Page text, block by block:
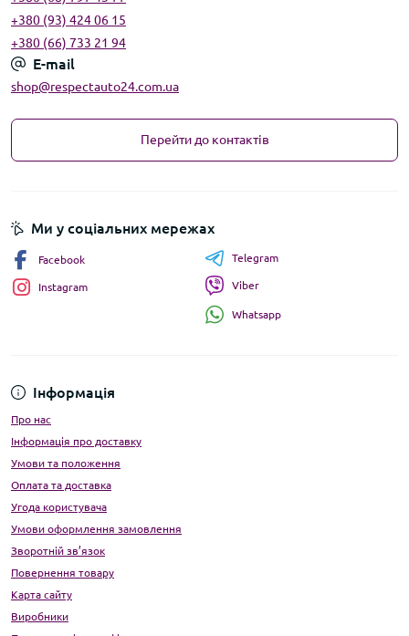
+380 (93) 424 06 15
+380 (66) 733 21 94
E-mail
shop@respectauto24.com.ua
Перейти до контактів
Інформація
Про нас
Інформація про доставку
Умови та положення
Оплата та доставка
Угода користувача
Умови оформлення замовлення
Зворотній зв’язок
Повернення товару
Карта сайту
Виробники
Ми у соціальних мережах
Facebook
Instagram
Telegram
Viber
Whatsapp